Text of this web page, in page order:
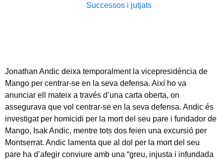
Successos i jutjats
Jonathan Andic deixa temporalment la vicepresidència de
Mango per centrar-se en la seva defensa. Així ho va
anunciar ell mateix a través d’una carta oberta, on
assegurava que vol centrar-se en la seva defensa. Andic és
investigat per homicidi per la mort del seu pare i fundador de
Mango, Isak Andic, mentre tots dos feien una excursió per
Montserrat. Andic lamenta que al dol per la mort del seu
pare ha d’afegir conviure amb una “greu, injusta i infundada